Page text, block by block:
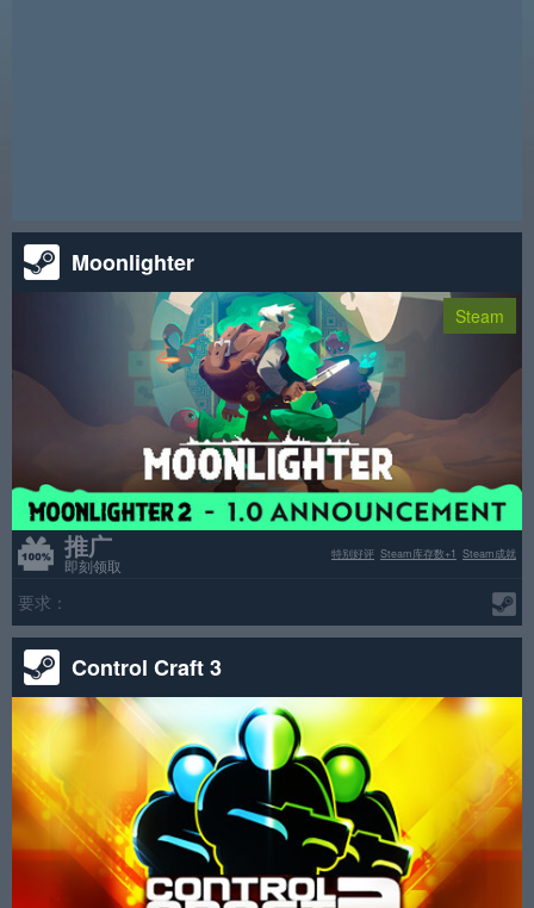
Moonlighter
Steam
推广
即刻领取
Steam成就
Steam库存数+1
特别好评
要求：
Control Craft 3